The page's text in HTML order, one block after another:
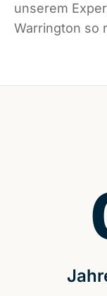
unserem
Warrington so